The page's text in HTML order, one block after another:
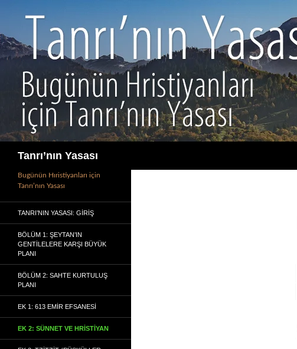
Tanrı’nın Yasası
Bugünün Hıristiyanları için
Tanrı’nın Yasası
TANRI’NIN YASASI: GIRIŞ
BÖLÜM 1: ŞEYTAN’IN
GENTILELERE KARŞI BÜYÜK
PLANI
BÖLÜM 2: SAHTE KURTULUŞ
PLANI
EK 1: 613 EMIR EFSANESI
EK 2: SÜNNET VE HRISTIYAN